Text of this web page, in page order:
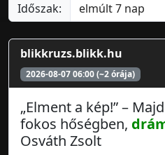
Időszak:
blikkruzs.blikk.hu
2026-08-07 06:00 (~2 órája)
„Elment a kép!” –
fokos hőségben,
Osváth Zsolt